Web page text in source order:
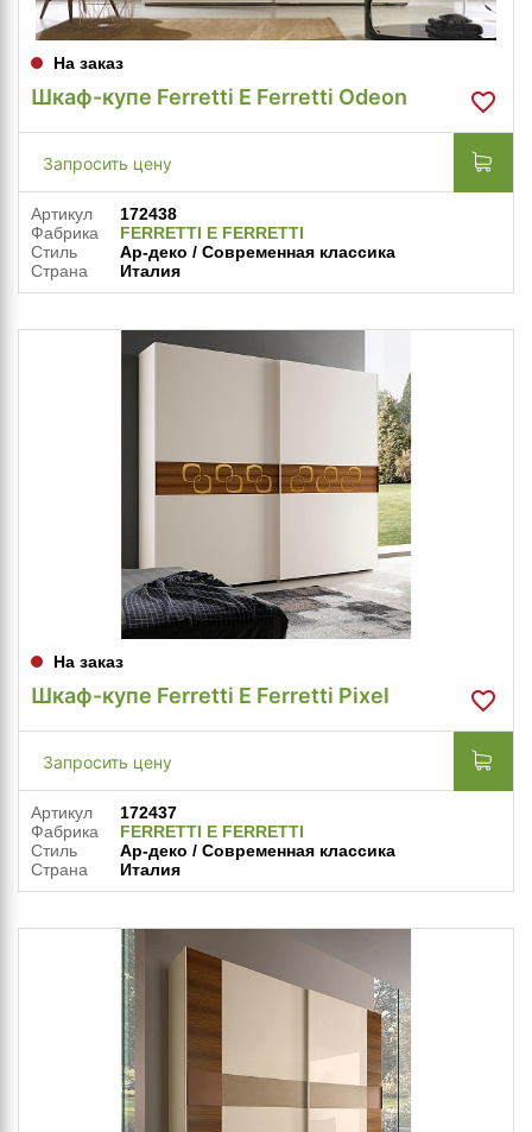
На заказ
Шкаф-купе Ferretti E Ferretti Odeon
Запросить цену
Артикул
172438
Фабрика
FERRETTI E FERRETTI
Стиль
Ар-деко / Современная классика
Страна
Италия
На заказ
Шкаф-купе Ferretti E Ferretti Pixel
Запросить цену
Артикул
172437
Фабрика
FERRETTI E FERRETTI
Стиль
Ар-деко / Современная классика
Страна
Италия